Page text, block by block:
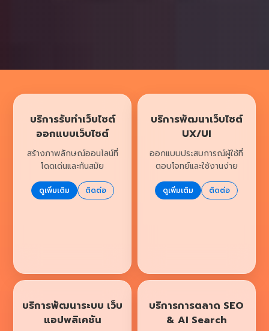
บริการรับทำเว็บไซต์
ออกแบบเว็บไซต์
สร้างภาพลักษณ์ออนไลน์ที่
โดดเด่นและทันสมัย
ดูเพิ่มเติม ติดต่อ
บริการพัฒนาเว็บไซต์
UX/UI
ออกแบบประสบการณ์ผู้ใช้ที่
ตอบโจทย์และใช้งานง่าย
ดูเพิ่มเติม ติดต่อ
บริการพัฒนาระบบ เว็บ
แอปพลิเคชัน
บริการการตลาด SEO
& AI Search